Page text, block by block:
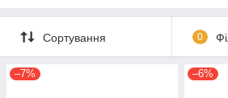
Сортування 0
–7% –6%